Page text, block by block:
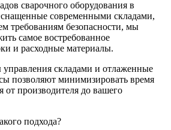
сварочного оборудования в
современными складами,
требованиям безопасности, мы
самое востребованное
и расходные материалы.
складами и отлаженные
позволяют минимизировать время
от производителя до вашего
подхода?